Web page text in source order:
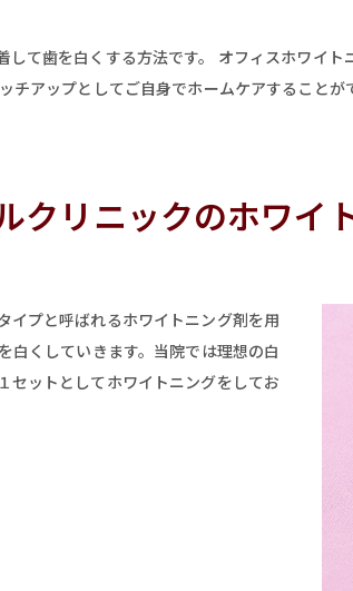
て歯を白くする方法です。 オフィスホワイ
アップとしてご自身でホームケアすることが
クリニックのホワイ
イプと呼ばれるホワイトニング剤を用
白くしていきます。当院では理想の白
セットとしてホワイトニングをしてお